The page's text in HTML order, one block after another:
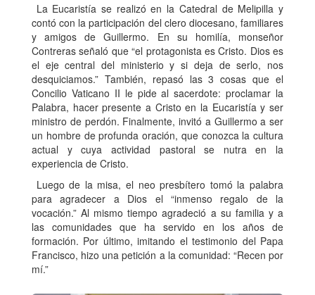
La Eucaristía se realizó en la Catedral de Melipilla y
contó con la participación del clero diocesano, familiares
y amigos de Guillermo. En su homilía, monseñor
Contreras señaló que “el protagonista es Cristo. Dios es
el eje central del ministerio y si deja de serlo, nos
desquiciamos.” También, repasó las 3 cosas que el
Concilio Vaticano II le pide al sacerdote: proclamar la
Palabra, hacer presente a Cristo en la Eucaristía y ser
ministro de perdón. Finalmente, invitó a Guillermo a ser
un hombre de profunda oración, que conozca la cultura
actual y cuya actividad pastoral se nutra en la
experiencia de Cristo.
Luego de la misa, el neo presbítero tomó la palabra
para agradecer a Dios el “inmenso regalo de la
vocación.” Al mismo tiempo agradeció a su familia y a
las comunidades que ha servido en los años de
formación. Por último, imitando el testimonio del Papa
Francisco, hizo una petición a la comunidad: “Recen por
mí.”